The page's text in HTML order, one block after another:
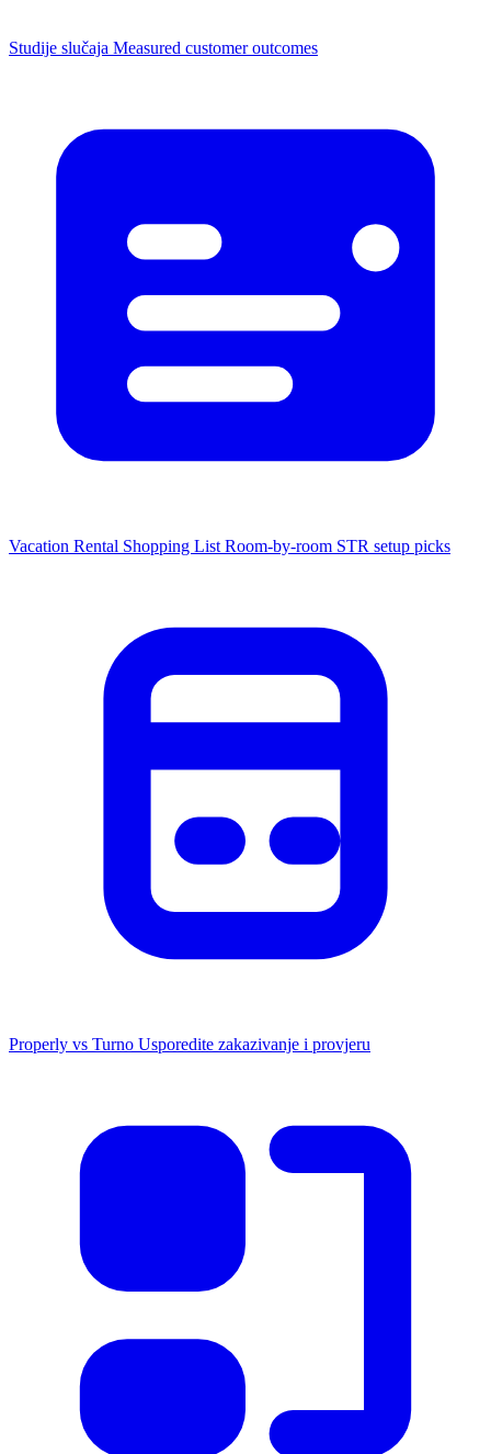
Studije slučaja Measured customer outcomes
Vacation Rental Shopping List Room-by-room STR setup picks
Properly vs Turno Usporedite zakazivanje i provjeru